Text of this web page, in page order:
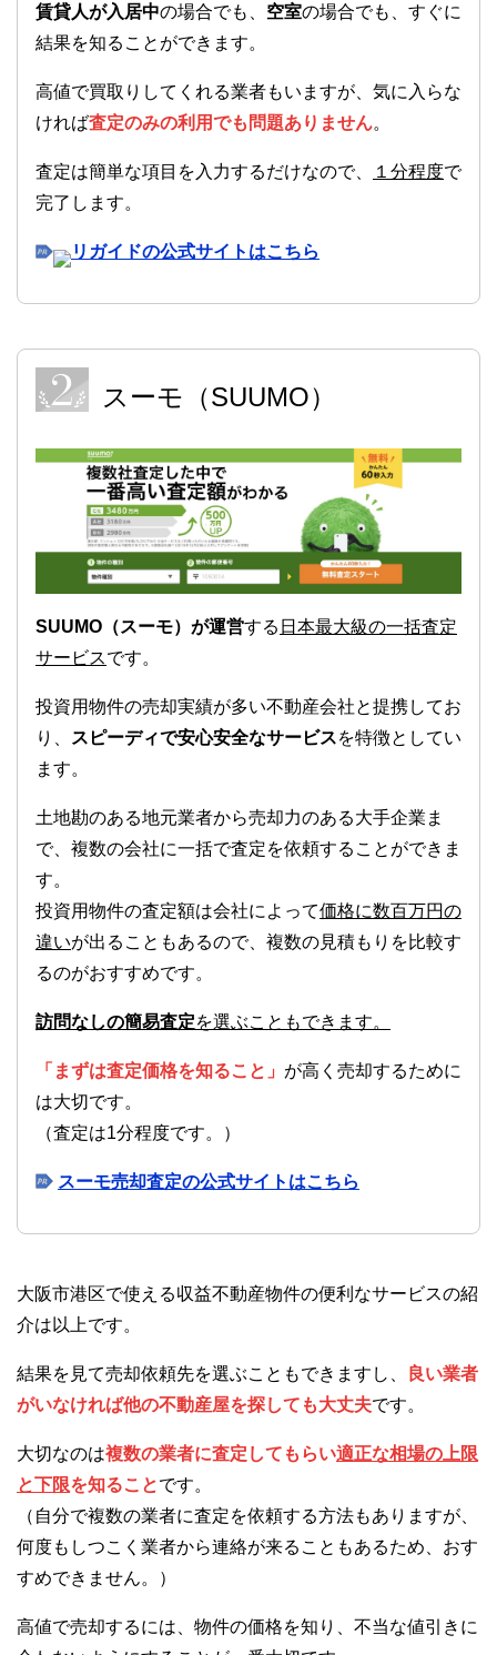
賃貸人が入居中の場合でも、 空室の場合でも、すぐに
結果を知ることができます。
高値で買取りしてくれる業者もいますが、気に入らな
ければ査定のみの利用でも問題ありません。
査定は簡単な項目を入力するだけなので、 １分程度で
完了します。
リガイドの公式サイトはこちら
スーモ（SUUMO）
SUUMO（スーモ）が運営する 日本最大級の一括査定
サービスです。
投資用物件の売却実績が多い不動産会社と提携してお
り、
スピーディで安心安全なサービスを特徴としてい
ます。
土地勘のある地元業者から売却力のある大手企業ま
で、複数の会社に一括で査定を依頼することができま
す。
投資用物件の査定額は会社によって価格に数百万円の
違いが出ることもあるので、複数の見積もりを比較す
るのがおすすめです。
訪問なしの簡易査定を選ぶこともできます。
「まずは査定価格を知ること」 が高く売却するために
は大切です。
（査定は1分程度です。）
スーモ売却査定の公式サイトはこちら
大阪市港区で使える収益不動産物件の便利なサービスの紹
介は以上です。
結果を見て売却依頼先を選ぶこともできますし、
良い業者
がいなければ他の不動産屋を探しても大丈夫です。
大切なのは複数の業者に査定してもらい適正な相場の上限
と下限を知ることです。
（自分で複数の業者に査定を依頼する方法もありますが、
何度もしつこく業者から連絡が来ることもあるため、おす
すめできません。）
高値で売却するには、物件の価格を知り、不当な値引きに